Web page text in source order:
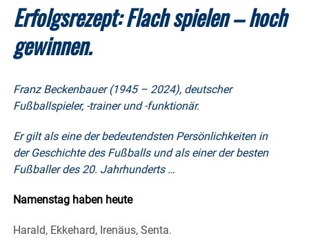
Erfolgsrezept: Flach spielen – hoch
gewinnen.
Franz Beckenbauer (1945 – 2024), deutscher
Fußballspieler, -trainer und -funktionär.
Er gilt als eine der bedeutendsten Persönlichkeiten in
der Geschichte des Fußballs und als einer der besten
Fußballer des 20. Jahrhunderts …
Namenstag haben heute
Harald, Ekkehard, Irenäus, Senta.